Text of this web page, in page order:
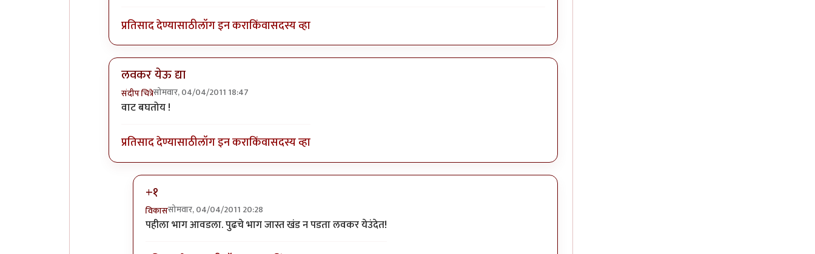
प्रतिसाद देण्यासाठीलॉग इन कराकिंवासदस्य व्हा
लवकर येऊ द्या
संदीप चित्रेसोमवार, 04/04/2011 18:47
In reply toअभिनंदन.. लवकर येऊ द्या
वाट बघतोय !
प्रतिसाद देण्यासाठीलॉग इन कराकिंवासदस्य व्हा
+१
विकाससोमवार, 04/04/2011 20:28
In reply toलवकर येऊ द्याbyसंदीप चित्रे
पहीला भाग आवडला. पुढचे भाग जास्त खंड न पडता लवकर येउंदेत!